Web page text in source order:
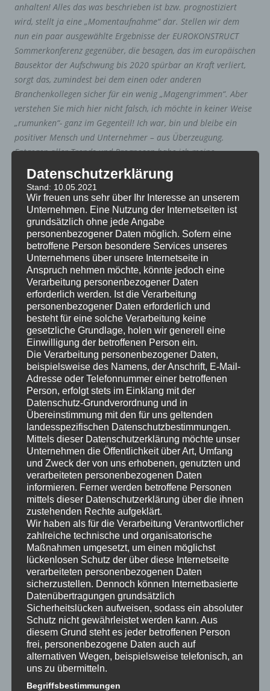
anhalten! Alles das was beschrieben ist bzw. prognostiziert
wird, stellt ja eine „Momentaufnahme“ dar. Stellen wir dem
nun ein paar ausgewählte Ergebnisse der EUROKONSTRUCT
Sommerkonferenz gegenüber, die besagen, das im europäischen
Bausektor der Aufschwung bis 2020 spürbar an Kraft verliert,
sorgt das, zumindest bei dem einen oder anderen
Branchenkollegen sicher für ein wenig „Magengrimmen“. Aber
verstehen Sie mich hier nicht falsch, ich möchte in keiner Weise
„rumunken“- ganz im Gegenteil! Ich war, bin und bleibe ein
positiver Mensch und Unternehmer – aus Überzeugung.
Entgegen aller Trends und Prognosen habe ich meine
geschäftlichen Entscheidungen immer schon autark und
eigenverantwortlich getroffen. Geprägt aus Impulsen und
Erfahrungen, die ich gemeinsam aus der Arbeit für und mit
Ihnen, den Kunden, sammeln konnte. Eigenverantwortlich
entscheiden und Handeln im Sinne des Netzwerkes – Werte, die
sich nicht gegenseitig ausschliessen! So werde ich´s auch künftig
„handhaben“ und, wer weis? – vielleicht dient diese
Arbeitsweise dem einen oder anderen als positiver Impuls für
die eigene Arbeit – mich würde es freuen!
In diesem Sinne, besten Gruß aus Daun
Wolfgang Blick
Teilen mit:
Gefällt mir:
Ähnliche Beiträge
kurz und knapp:
Datenschutzerklärung
Stand: 10.05.2021
Wir freuen uns sehr über Ihr Interesse an unserem
Unternehmen. Eine Nutzung der Internetseiten ist
grundsätzlich ohne jede Angabe
personenbezogener Daten möglich. Sofern eine
betroffene Person besondere Services unseres
Unternehmens über unsere Internetseite in
Anspruch nehmen möchte, könnte jedoch eine
Verarbeitung personenbezogener Daten
erforderlich werden. Ist die Verarbeitung
personenbezogener Daten erforderlich und
besteht für eine solche Verarbeitung keine
gesetzliche Grundlage, holen wir generell eine
Einwilligung der betroffenen Person ein.
Die Verarbeitung personenbezogener Daten,
beispielsweise des Namens, der Anschrift, E-Mail-
Adresse oder Telefonnummer einer betroffenen
Person, erfolgt stets im Einklang mit der
Datenschutz-Grundverordnung und in
Übereinstimmung mit den für uns geltenden
landesspezifischen Datenschutzbestimmungen.
Mittels dieser Datenschutzerklärung möchte unser
Unternehmen die Öffentlichkeit über Art, Umfang
und Zweck der von uns erhobenen, genutzten und
verarbeiteten personenbezogenen Daten
informieren. Ferner werden betroffene Personen
mittels dieser Datenschutzerklärung über die ihnen
zustehenden Rechte aufgeklärt.
Wir haben als für die Verarbeitung Verantwortlicher
zahlreiche technische und organisatorische
Maßnahmen umgesetzt, um einen möglichst
lückenlosen Schutz der über diese Internetseite
verarbeiteten personenbezogenen Daten
sicherzustellen. Dennoch können Internetbasierte
Datenübertragungen grundsätzlich
Sicherheitslücken aufweisen, sodass ein absoluter
Schutz nicht gewährleistet werden kann. Aus
diesem Grund steht es jeder betroffenen Person
frei, personenbezogene Daten auch auf
alternativen Wegen, beispielsweise telefonisch, an
uns zu übermitteln.
Begriffsbestimmungen